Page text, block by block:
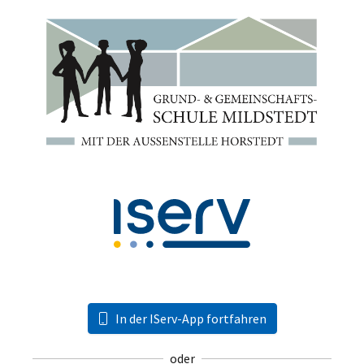
In der IServ-App fortfahren
oder